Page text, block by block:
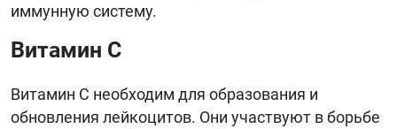
иммунную систему.
Витамин С
Витамин С необходим для образования и
обновления лейкоцитов. Они участвуют в борьбе